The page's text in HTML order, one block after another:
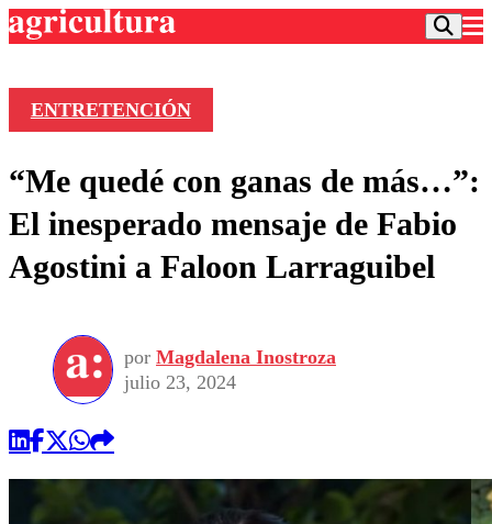
Frecuencias
Agricultura TV
Deportes
Colo Colo
Seleccion Chilena
Torneo Internacional
Universidad de Chile
Entretención
Economía
Internacional
Sustentabilidad
Publicaciones en medios
Opinión
ENTRETENCIÓN
“Me quedé con ganas de más…”:
El inesperado mensaje de Fabio
Agostini a Faloon Larraguibel
por Magdalena Inostroza
julio 23, 2024